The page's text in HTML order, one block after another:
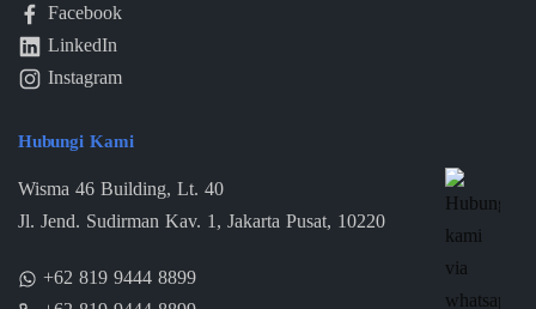
Facebook
LinkedIn
Instagram
Hubungi Kami
Wisma 46 Building, Lt. 40
Jl. Jend. Sudirman Kav. 1, Jakarta Pusat, 10220
+62 819 9444 8899